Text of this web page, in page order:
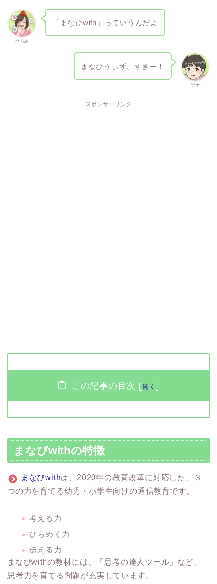
ひろみ
「まなびwith」っていうんだよ
息子
まなびうぃず、すきー！
スポンサーリンク
この記事の目次 [開く ]
まなびwithの特徴
まなびwithは、2020年の教育改革に対応した、３
つの力を育てる幼児・小学生向けの通信教育です。
考える力
ひらめく力
伝える力
まなびwithの教材には、「思考の達人ツール」など、
思考力を育てる問題が充実しています。